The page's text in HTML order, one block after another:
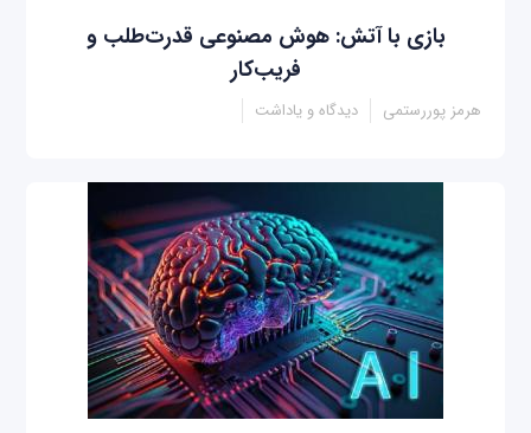
بازی با آتش: هوش مصنوعی قدرت‌طلب و
فریب‌کار
هرمز پوررستمی دیدگاه و یاداشت